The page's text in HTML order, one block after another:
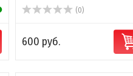
(0)
600 руб.